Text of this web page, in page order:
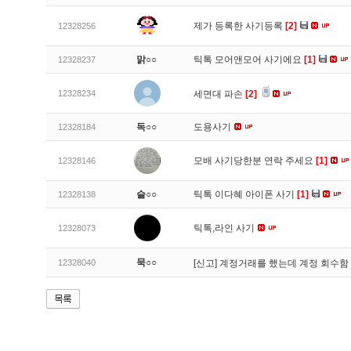
12328256 제가 등록한 사기등록 [2]
12328237 맑○○ 틱톡 모어앤모어 사기에요 [1]
12328234 세면대 파손 [2]
12328184 독○○ 도용사기
12328146 모배 사기당한분 연락 주세요 [1]
12328138 슬○○ 틱톡 이다혜 아이폰 사기 [1]
12328073 틱톡,라인 사기
12328040 묵○○ [신고] 계정거래를 했는데 계정 회수함